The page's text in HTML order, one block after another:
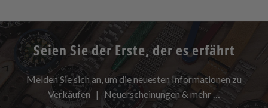
Seien Sie der Erste, der es erfährt
Melden Sie sich an, um die neuesten Informationen zu
Verkäufen | Neuerscheinungen & mehr …